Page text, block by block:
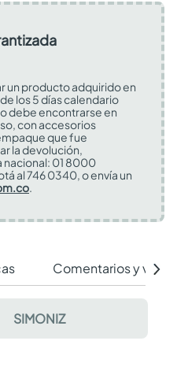
un producto adquirido en
los 5 días calendario
debe encontrarse en
con accesorios
que fue
la devolución,
nacional: 01 8000
al 746 0340, o envía un
.
Comentarios y
SIMONIZ